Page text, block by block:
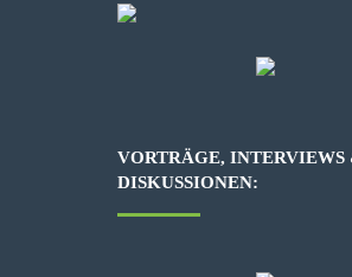
VORTRÄGE, INTERVIEWS
DISKUSSIONEN: